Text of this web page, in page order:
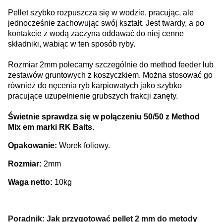
Pellet szybko rozpuszcza się w wodzie, pracując, ale
jednocześnie zachowując swój kształt. Jest twardy, a po
kontakcie z wodą zaczyna oddawać do niej cenne
składniki, wabiąc w ten sposób ryby.
Rozmiar 2mm polecamy szczególnie do method feeder lub
zestawów gruntowych z koszyczkiem. Można stosować go
również do nęcenia ryb karpiowatych jako szybko
pracujące uzupełnienie grubszych frakcji zanęty.
Świetnie sprawdza się w połączeniu 50/50 z Method
Mix em marki RK Baits.
Opakowanie: Worek foliowy.
Rozmiar: 2mm
Waga netto: 10kg
Poradnik: Jak przygotować pellet 2 mm do metody